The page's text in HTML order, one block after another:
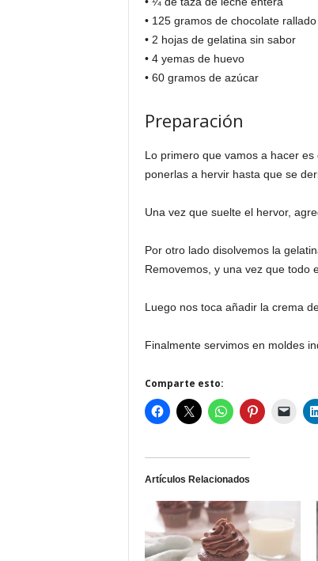
• 125 gramos de chocolate rallado
• 2 hojas de gelatina sin sabor
• 4 yemas de huevo
• 60 gramos de azúcar
Preparación
Lo primero que vamos a hacer
ponerlas a hervir hasta que se
Una vez que suelte el hervor,
Por otro lado disolvemos la
Removemos, y una vez que todo
Luego nos toca añadir la crema
Finalmente servimos en moldes
Comparte esto:
Artículos Relacionados